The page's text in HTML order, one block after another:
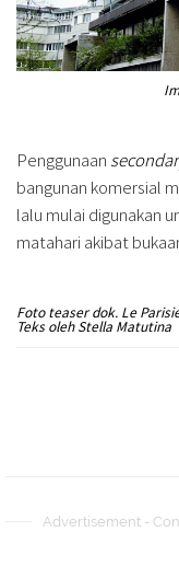
Penggunaan
bangunan komersial
lalu mulai digunakan
matahari akibat
Foto teaser dok. Le
Teks oleh Stella Matutina
Advertisement -